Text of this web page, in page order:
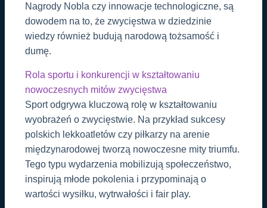
Nagrody Nobla czy innowacje technologiczne, są
dowodem na to, że zwycięstwa w dziedzinie
wiedzy również budują narodową tożsamość i
dumę.
Rola sportu i konkurencji w kształtowaniu
nowoczesnych mitów zwycięstwa
Sport odgrywa kluczową rolę w kształtowaniu
wyobrażeń o zwycięstwie. Na przykład sukcesy
polskich lekkoatletów czy piłkarzy na arenie
międzynarodowej tworzą nowoczesne mity triumfu.
Tego typu wydarzenia mobilizują społeczeństwo,
inspirują młode pokolenia i przypominają o
wartości wysiłku, wytrwałości i fair play.